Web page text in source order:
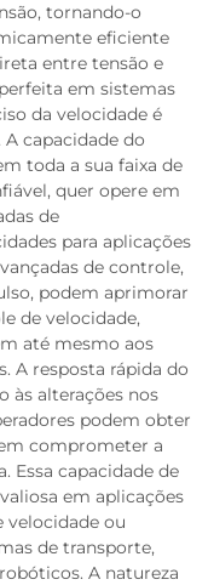
tornando-o
eficiente
entre tensão e
em sistemas
da velocidade é
A capacidade do
toda a sua faixa de
quer opere em
de
para aplicações
de controle,
podem aprimorar
de velocidade,
até mesmo aos
A resposta rápida do
às alterações nos
podem obter
comprometer a
Essa capacidade de
em aplicações
velocidade ou
de transporte,
A natureza